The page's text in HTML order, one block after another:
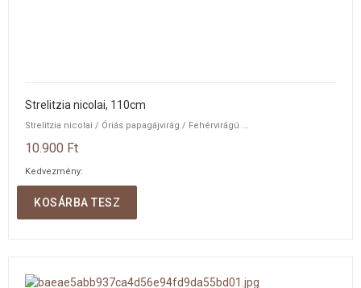
Strelitzia nicolai, 110cm
Strelitzia nicolai / Óriás papagájvirág / Fehérvirágú ...
10.900 Ft
Kedvezmény:
Mennyiség:
KOSÁRBA TESZ